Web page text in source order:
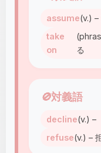
assume(v.) –
take
on
る
🚫対義語
decline(v.) –
refuse(v.) –